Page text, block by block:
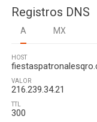
Registros DNS
A MX
HOST
VALOR
216.239.34.21
TTL
300